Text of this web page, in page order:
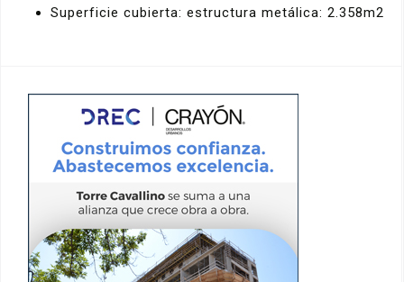
Superficie cubierta: estructura metálica: 2.358m2